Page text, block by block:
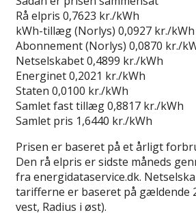
Rå elpris 0,7623 kr./kWh
kWh-tillæg (Norlys) 0,0927 kr./kWh
Abonnement (Norlys) 0,0870 kr./
Netselskabet0,4899 kr./kWh
Energinet0,2021 kr./kWh
Staten 0,0100 kr./kWh
Samlet fast tillæg0,8817 kr./kWh
Samlet pris 1,6440 kr./kWh
Prisen er baseret på et årligt
Den rå elpris er sidste måneds
fra energidataservice.dk.
tarifferne er baseret på gældende
vest, Radius i øst).